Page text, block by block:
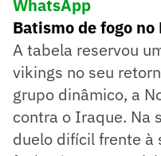
WhatsApp
Batismo de fogo
A tabela reservou
vikings no seu
grupo dinâmico, a
contra o Iraque. Na
duelo difícil frente à